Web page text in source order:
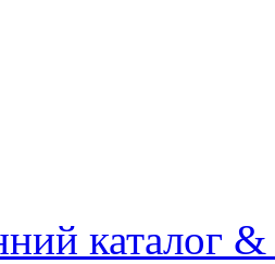
каталог